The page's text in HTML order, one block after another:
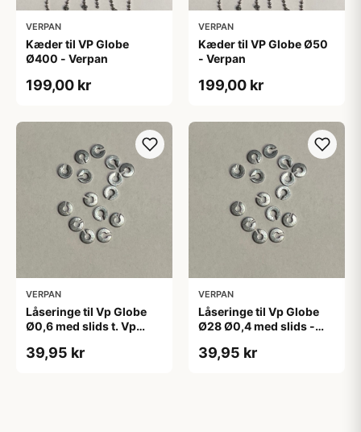
VERPAN
Kæder til VP Globe
Ø400 - Verpan
199,00 kr
VERPAN
Kæder til VP Globe Ø50
- Verpan
199,00 kr
VERPAN
Låseringe til Vp Globe
Ø0,6 med slids t. Vp
39,95 kr
VERPAN
Låseringe til Vp Globe
Ø28 Ø0,4 med slids -
39,95 kr